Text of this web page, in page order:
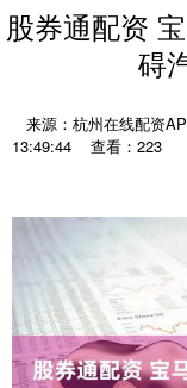
股券通配资
碍
来源：杭州在线配资
13:49:44
查看：223